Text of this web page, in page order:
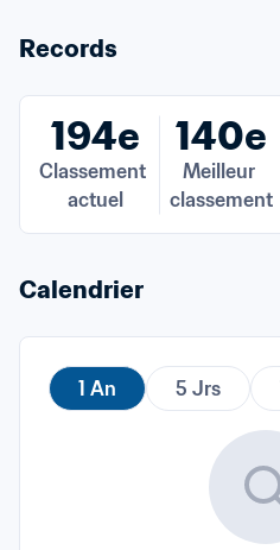
Records
194e
Classement
actuel
140e
Meilleur
classement
Calendrier
1 An 5 Jrs